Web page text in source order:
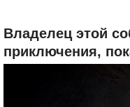
Владелец этой
приключения,